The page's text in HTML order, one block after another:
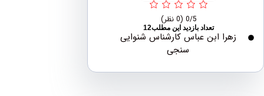
تعداد بازدید این مطلب12
ابن عباس کارشناس شنوایی